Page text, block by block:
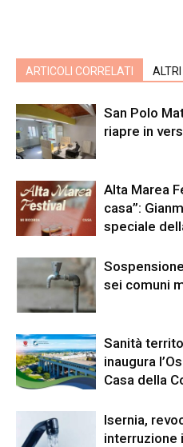
ARTICOLI CORRELATI
San Polo
riapre in
Alta Marea
casa”:
speciale
sei comuni
Sanità
inaugura
Casa della
Isernia,
interruzione